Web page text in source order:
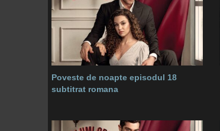
Poveste de noapte episodul 18
subtitrat romana